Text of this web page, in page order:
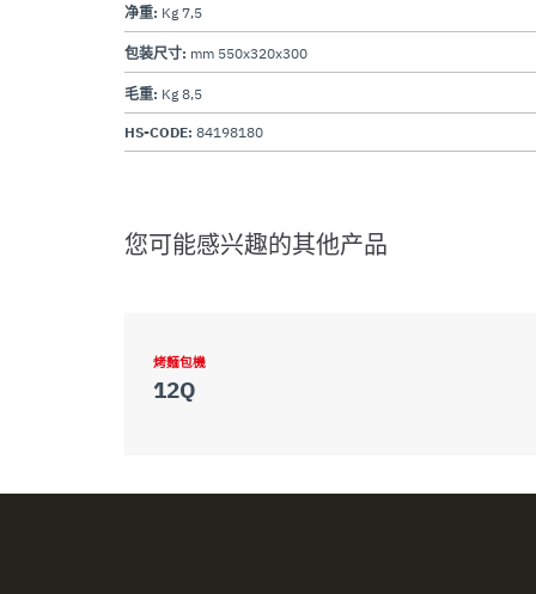
净重: Kg 7,5
包装尺寸: mm 550x320x300
毛重: Kg 8,5
HS-CODE: 84198180
您可能感兴趣的其他产品
烤麵包機
12Q